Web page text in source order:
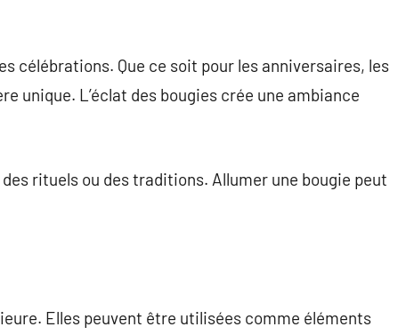
célébrations. Que ce soit pour les anniversaires, les
unique. L’éclat des bougies crée une ambiance
rituels ou des traditions. Allumer une bougie peut
Elles peuvent être utilisées comme éléments